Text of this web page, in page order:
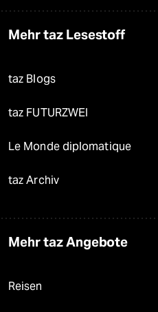
Mehr taz Lesestoff
taz Blogs
taz FUTURZWEI
Le Monde diplomatique
taz Archiv
Mehr taz Angebote
Reisen